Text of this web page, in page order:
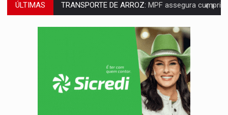
ÚLTIMAS DEEPFAKE:Sancionada lei contra violência sexual infantil na
COLEGIADO:Brasil e Rússia discutem energia nuclear, defesa e
Colisão entre caminhão e carro deixa quatro mortos e um em
Amazônia Negra ganha projeção nacional com participação de
PREVISÃO:Porto Velho tem chances de chuvas isoladas nesta
Assembleia Geral delibera greve da educação